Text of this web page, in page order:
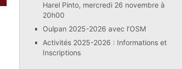
Harel Pinto, mercredi 26 novembre à
20h00
Oulpan 2025-2026 avec l’OSM
Activités 2025-2026 : Informations et
Inscriptions